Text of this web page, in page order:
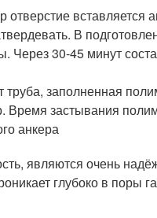
отверстие
В
Через 30-45 минут
труба, заполненная
Время застывания
анкера
являются очень
глубоко в поры